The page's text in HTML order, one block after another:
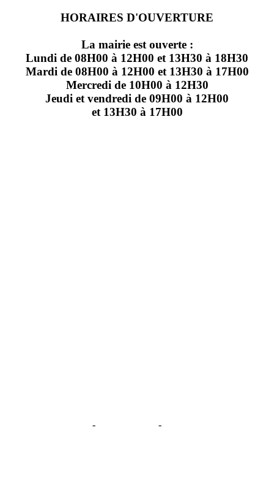
HORAIRES D'OUVERTURE
La mairie est ouverte :
Lundi de 08H00 à 12H00 et 13H30 à 18H30
Mardi de 08H00 à 12H00 et 13H30 à 17H00
Mercredi de 10H00 à 12H30
Jeudi et vendredi de 09H00 à 12H00
et 13H30 à 17H00
- -